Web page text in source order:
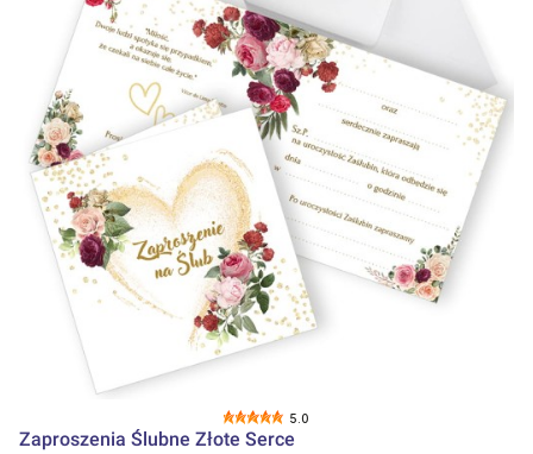
5.0
Zaproszenia Ślubne Złote Serce